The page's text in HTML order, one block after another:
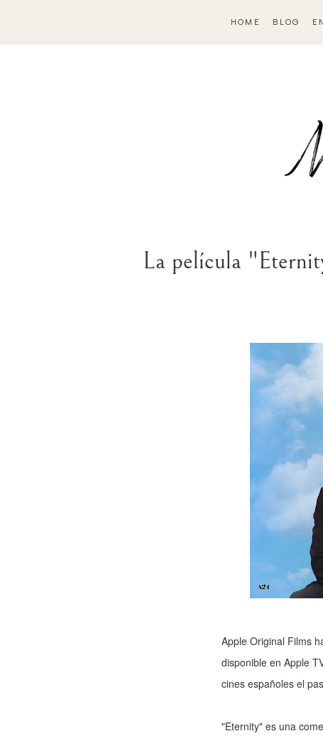
HOME BLOG
La película
Apple Original Films
disponible en Apple
cines españoles el
"Eternity" es una